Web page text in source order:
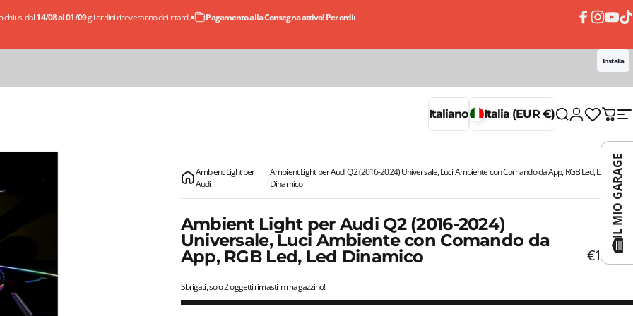
chiusi dal14/08 al 01/09gli ordini riceveranno dei ritardi. Pagamento alla Consegna attivo! Per ordini superiori a 50€ Ricevi subito il tuo ordine, paghi un po' alla volta con le
Installa
Italiano Italia (EUR €) Cerca
Accedi
Ambient Light per
Audi
Ambient Light per Audi Q2 (2016-2024) Universale, Luci Ambiente con Comando da App, RGB Led, Led
Dinamico
Ambient Light per Audi Q2 (2016-2024)
Universale, Luci Ambiente con Comando da
App, RGB Led, Led Dinamico €149,90
Sbrigati, solo 2 oggetti rimasti in magazzino!
IL MIO GARAGE